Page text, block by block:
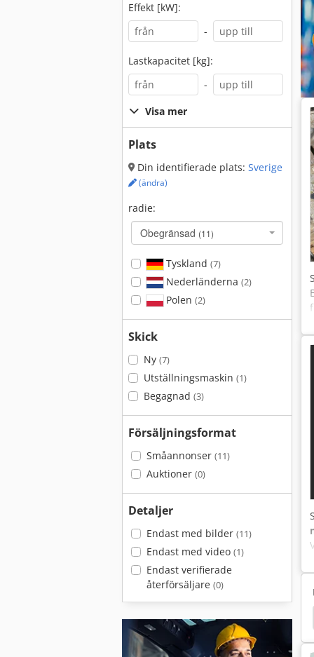
Effekt [kW]:
-
Lastkapacitet [kg]:
-
Visa mer
Plats
Din identifierade plats: Sverige
(ändra)
radie:
Obegränsad (11)
Tyskland (7)
Nederländerna (2)
Polen (2)
Skick
Ny (7)
Utställningsmaskin (1)
Begagnad (3)
Försäljningsformat
Småannonser (11)
Auktioner (0)
Detaljer
Endast med bilder (11)
Endast med video (1)
Endast verifierade
återförsäljare (0)
Caterpillar Grader Balklämma